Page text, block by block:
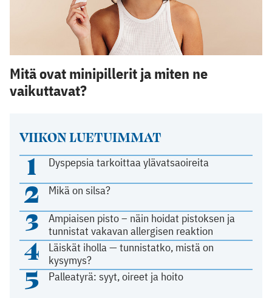
VIIKON LUETUIMMAT
1 Dyspepsia tarkoittaa ylävatsaoireita
2 Mikä on silsa?
3
Ampiaisen pisto – näin hoidat pistoksen ja
tunnistat vakavan allergisen reaktion
4
Läiskät iholla — tunnistatko, mistä on
kysymys?
5 Palleatyrä: syyt, oireet ja hoito
Mitä ovat minipillerit ja miten ne
vaikuttavat?